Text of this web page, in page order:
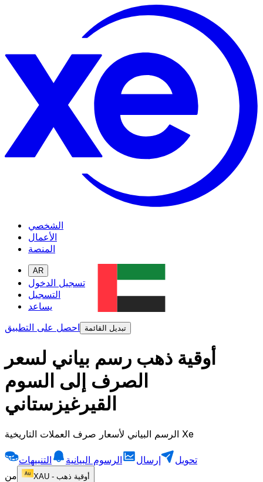
الشخصي
الأعمال
المنصة
AR
تسجيل الدخول
التسجيل
يساعد
احصل على التطبيق
تبديل القائمة
أوقية ذهب رسم بياني لسعر
الصرف إلى السوم
القيرغيزستاني
الرسم البياني لأسعار صرف العملات التاريخية Xe
تحويل إرسال الرسوم البيانية
التنبيهات
من
XAU - أوقية ذهب